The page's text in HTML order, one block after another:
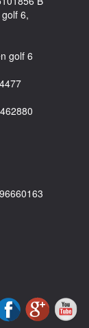
6,
golf 6